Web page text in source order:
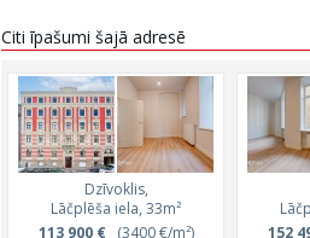
Citi īpašumi šajā adresē
Dzīvoklis,
Lāčplēša iela, 33m²
113 900 €(3400 €/m²)
152